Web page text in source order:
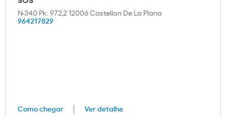
N-340 Pk: 972,2 12006 Castellon De La Plana
964217829
Como chegar Ver detalhe